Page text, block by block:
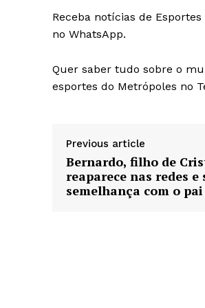
Receba notícias de
no WhatsApp.
Quer saber tudo sobre o
esportes do Metrópoles no
Previous article
Bernardo, filho de
reaparece nas redes
semelhança com o pai